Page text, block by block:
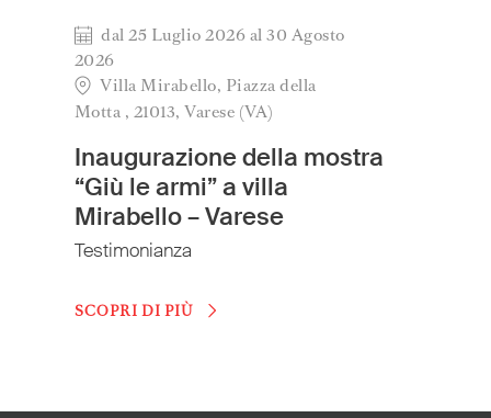
dal 25 Luglio 2026 al 30 Agosto
2026
Villa Mirabello, Piazza della
Motta , 21013, Varese (VA)
Inaugurazione della mostra
“Giù le armi” a villa
Mirabello – Varese
Testimonianza
SCOPRI DI PIÙ